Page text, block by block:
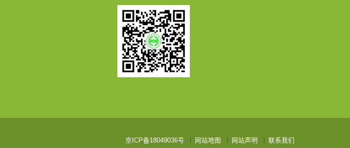
京ICP备18049036号 网站地图 网站声明 联系我们